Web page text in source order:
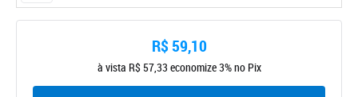
R$ 59,10
à vista R$ 57,33 economize3%no Pix